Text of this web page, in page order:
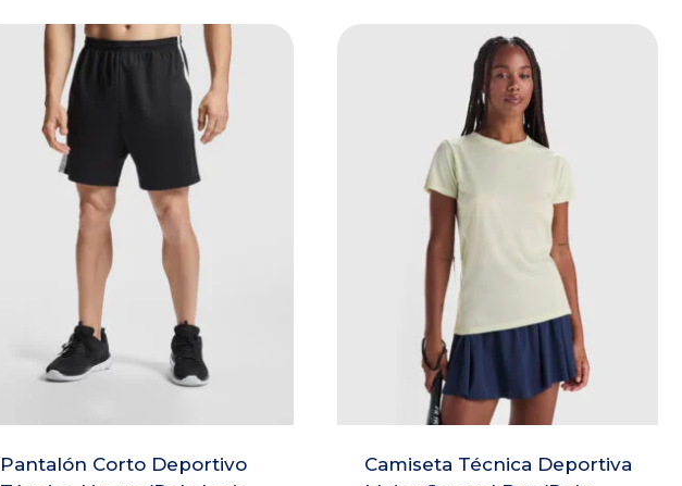
Pantalón Corto Deportivo
Camiseta Técnica Deportiva